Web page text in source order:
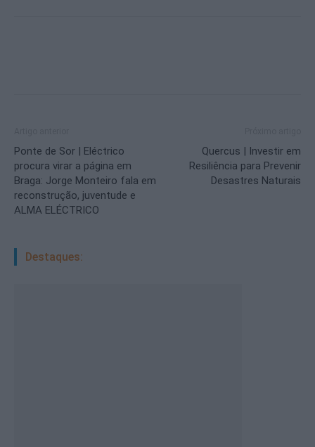
Ponte de Sor | Eléctrico
procura virar a página em
Braga: Jorge Monteiro fala em
reconstrução, juventude e
ALMA ELÉCTRICO
Quercus | Investir em
Resiliência para Prevenir
Desastres Naturais
Destaques: